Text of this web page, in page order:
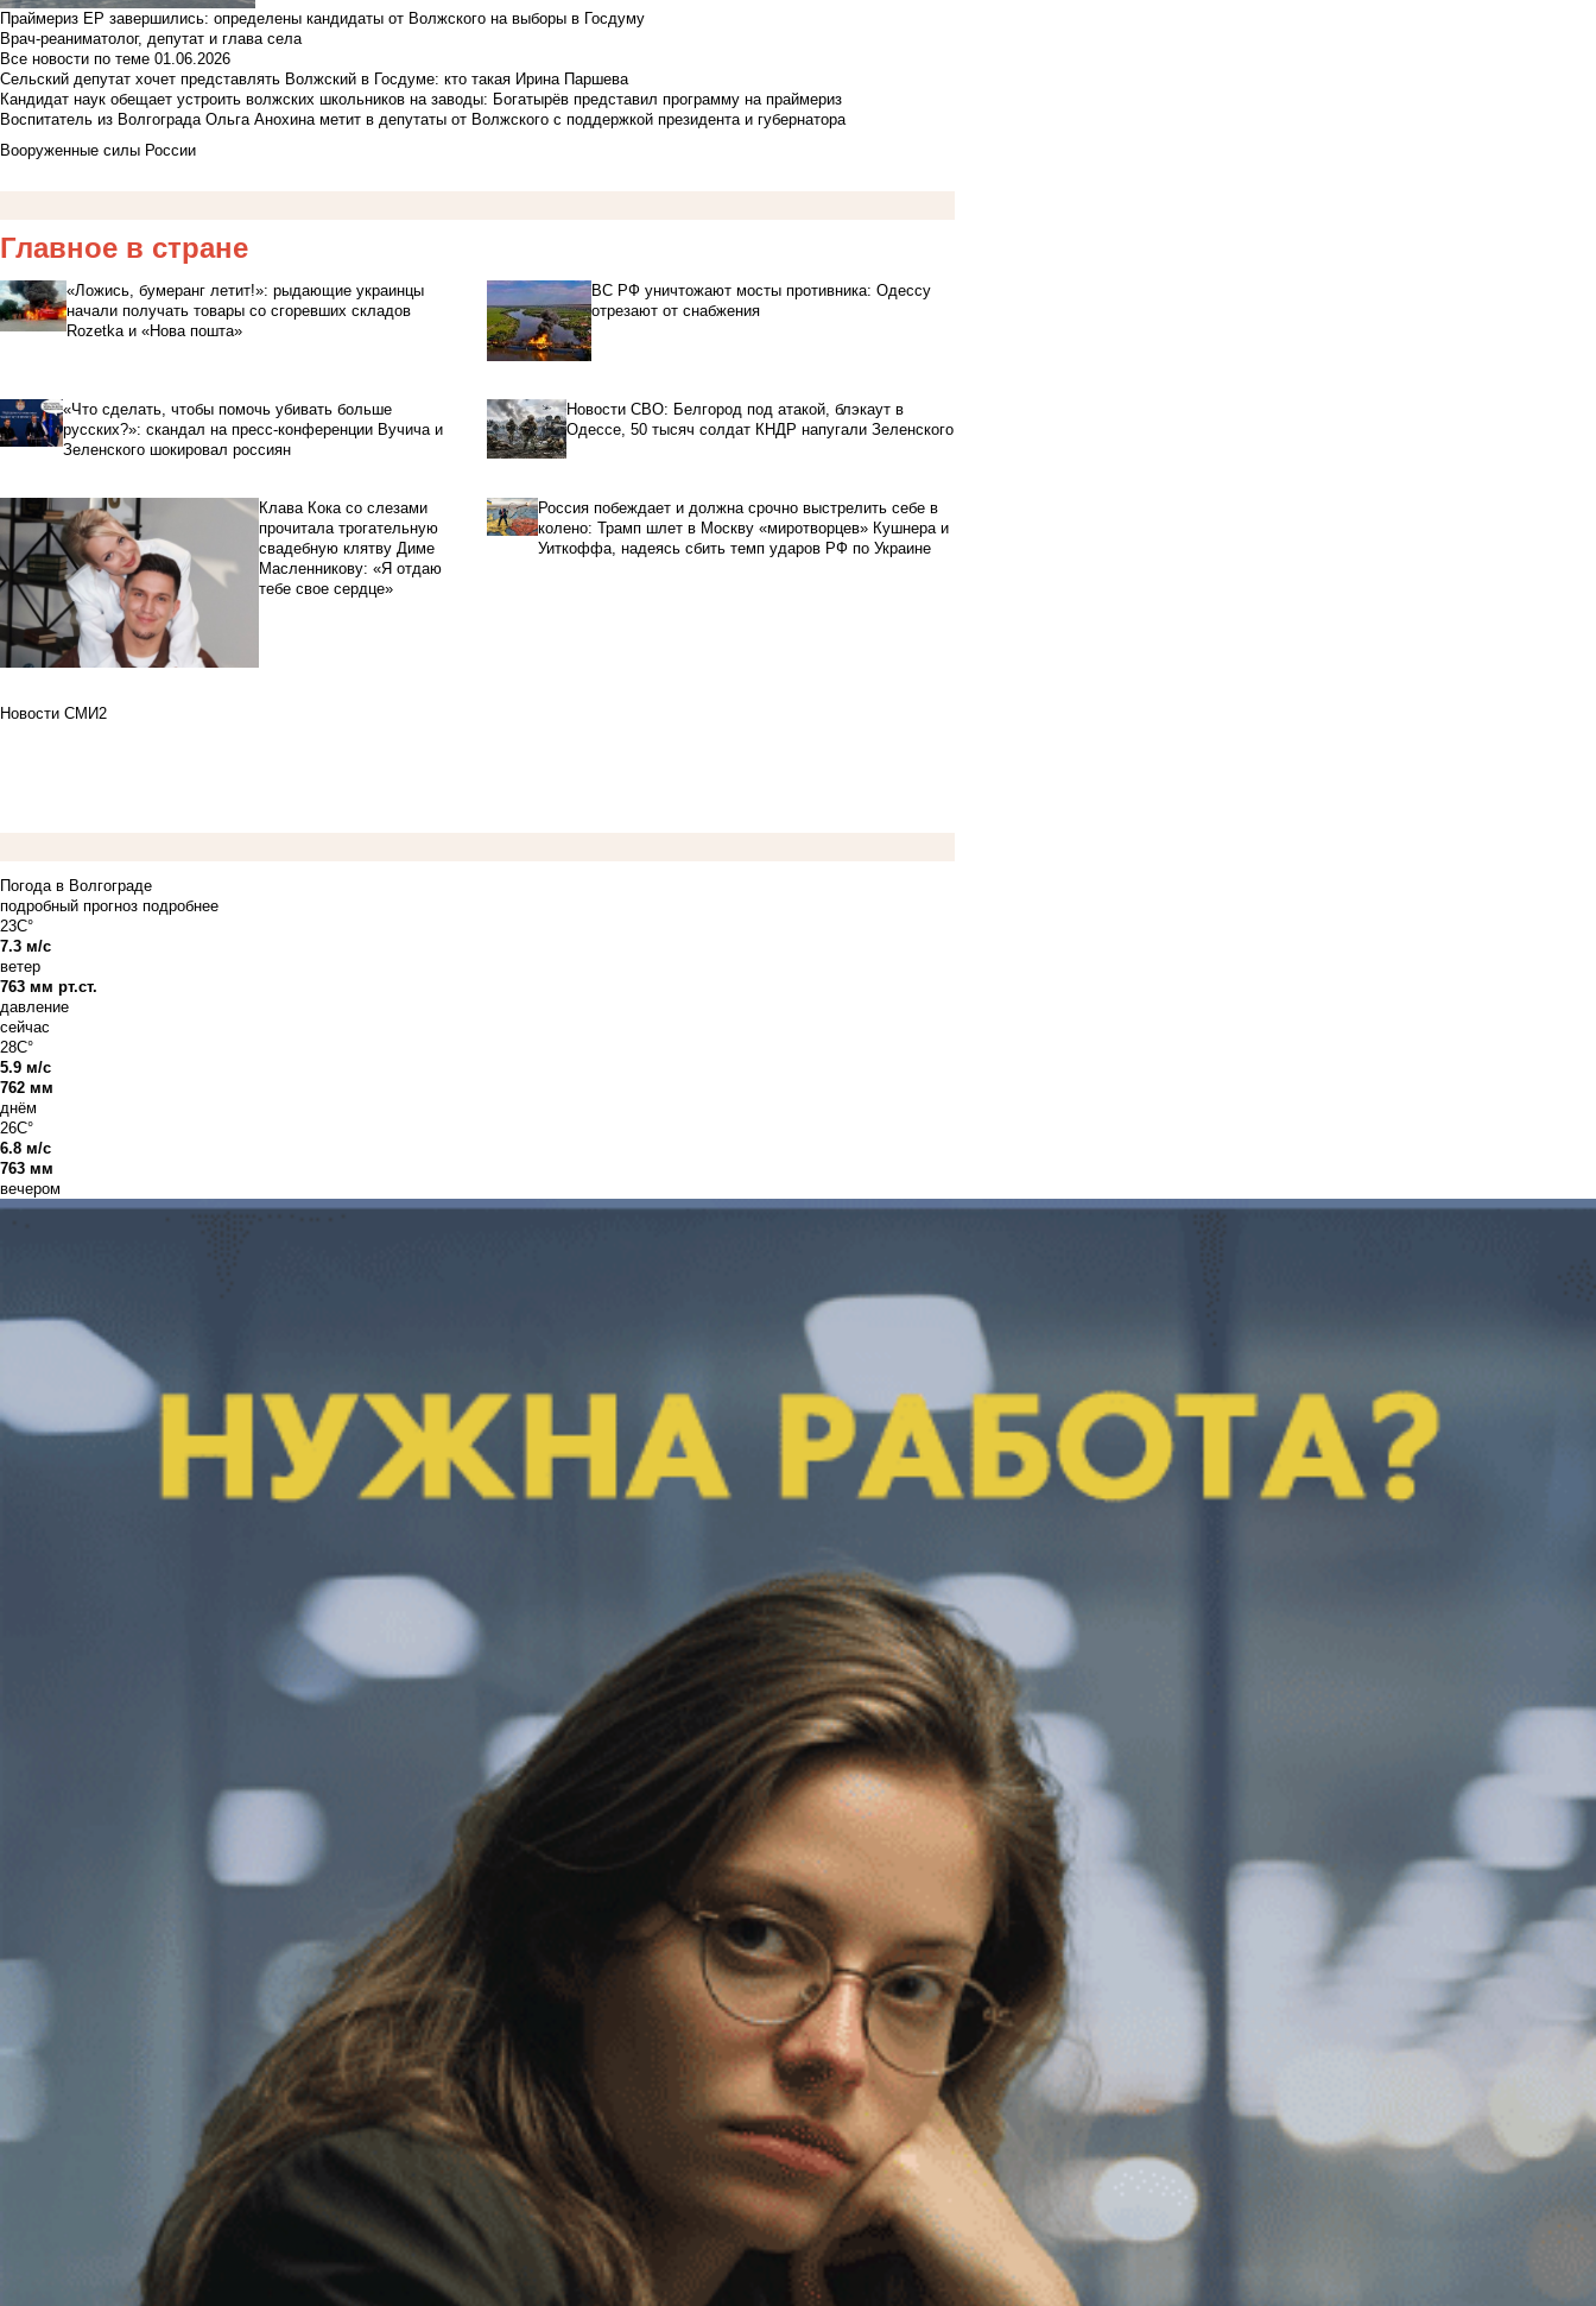
Праймериз ЕР завершились: определены кандидаты от Волжского на выборы в Госдуму
Врач-реаниматолог, депутат и глава села
Все новости по теме 01.06.2026
Сельский депутат хочет представлять Волжский в Госдуме: кто такая Ирина Паршева
Кандидат наук обещает устроить волжских школьников на заводы: Богатырёв представил программу на праймериз
Воспитатель из Волгограда Ольга Анохина метит в депутаты от Волжского с поддержкой президента и губернатора
Вооруженные силы России
Главное в стране
«Ложись, бумеранг летит!»: рыдающие украинцы
начали получать товары со сгоревших складов
Rozetka и «Нова пошта»
ВС РФ уничтожают мосты противника: Одессу
отрезают от снабжения
«Что сделать, чтобы помочь убивать больше
русских?»: скандал на пресс-конференции Вучича и
Зеленского шокировал россиян
Новости СВО: Белгород под атакой, блэкаут в
Одессе, 50 тысяч солдат КНДР напугали Зеленского
Клава Кока со слезами
прочитала трогательную
свадебную клятву Диме
Масленникову: «Я отдаю
тебе свое сердце»
Россия побеждает и должна срочно выстрелить себе в
колено: Трамп шлет в Москву «миротворцев» Кушнера и
Уиткоффа, надеясь сбить темп ударов РФ по Украине
Новости СМИ2
Погода в Волгограде
подробный прогноз подробнее
23C°
7.3 м/с
ветер
763 мм рт.ст.
давление
сейчас
28C°
5.9 м/с
762 мм
днём
26C°
6.8 м/с
763 мм
вечером